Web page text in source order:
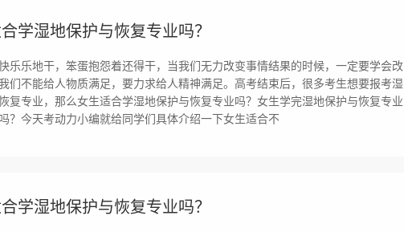
学湿地保护与恢复专业吗？
乐乐地干，笨蛋抱怨着还得干，当我们无力改变事情结果的时候，一定要学会改
们不能给人物质满足，要力求给人精神满足。高考结束后，很多考生想要报考湿
复专业，那么女生适合学湿地保护与恢复专业吗？女生学完湿地保护与恢复专业
？今天考动力小编就给同学们具体介绍一下女生适合不
学湿地保护与恢复专业吗？